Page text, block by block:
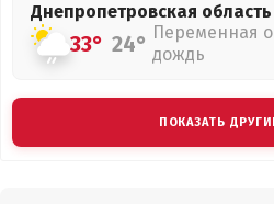
Днепропетровская область
33° 24° Переменная
дождь
ПОКАЗАТЬ